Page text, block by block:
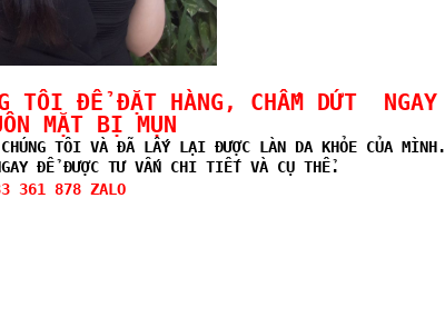
TÔI ĐỂ ĐẶT HÀNG, CHẤM DỨT NGAY
MẶT BỊ MỤN
TÔI VÀ ĐÃ LẤY LẠI ĐƯỢC LÀN DA KHỎE CỦA MÌNH.
ĐỂ ĐƯỢC TƯ VẤN CHI TIẾT VÀ CỤ THỂ.
361 878 ZALO